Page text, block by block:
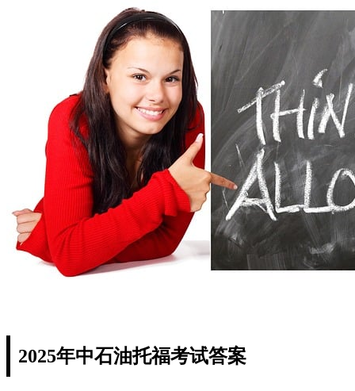
2025年中石油托福考试答案